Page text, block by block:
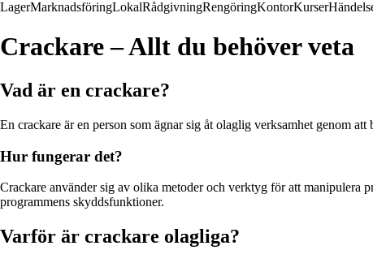
LagerMarknadsföringLokalRådgivningRengöringKontorKurser
Crackare – Allt du behöver veta
Vad är en crackare?
En crackare är en person som ägnar sig åt olaglig verksamhet genom
Hur fungerar det?
Crackare använder sig av olika metoder och verktyg för att manipulera
programmens skyddsfunktioner.
Varför är crackare olagliga?